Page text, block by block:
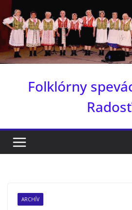
to
content
Folklórny
Radosť
ARCHÍV